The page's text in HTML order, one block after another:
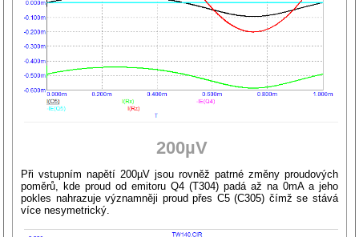
200µV
Při vstupním napětí 200µV jsou rovněž patrné změny proudových
poměrů, kde proud od emitoru Q4 (T304) padá až na 0mA a jeho
pokles nahrazuje významněji proud přes C5 (C305) čímž se stává
více nesymetrický.